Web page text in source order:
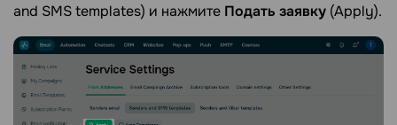
and SMS templates) и нажмите Подать заявку (Apply).